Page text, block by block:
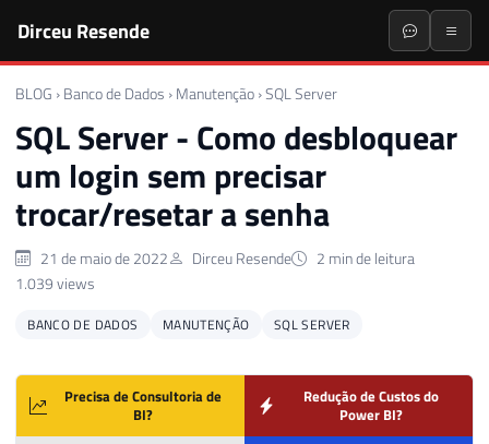
Dirceu Resende
BLOG › Banco de Dados › Manutenção ›SQL Server
SQL Server - Como desbloquear
um login sem precisar
trocar/resetar a senha
21 de maio de 2022 Dirceu Resende
2 min de leitura
1.039 views
BANCO DE DADOS MANUTENÇÃO SQL SERVER
Precisa de Consultoria de
BI?
Redução de Custos do
Power BI?